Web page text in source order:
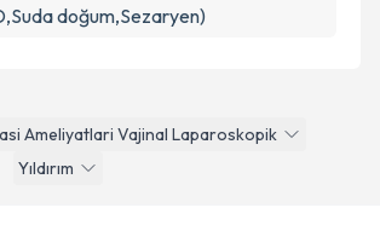
Ameliyatlari Vajinal Laparoskopik
Yıldırım
doğum,Sezaryen)